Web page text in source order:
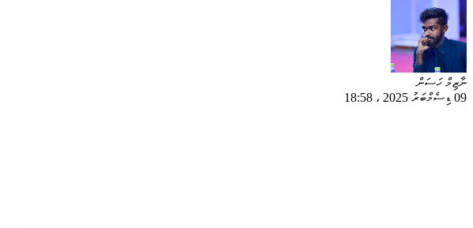
ނާޒިމް ހަސަން
09 ޑިސެމްބަރު 2025
، 18:58